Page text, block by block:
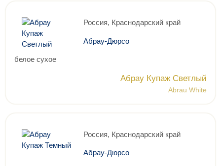
Россия, Краснодарский край
Абрау-Дюрсо
белое сухое
Абрау Купаж Светлый
Abrau White
Россия, Краснодарский край
Абрау-Дюрсо